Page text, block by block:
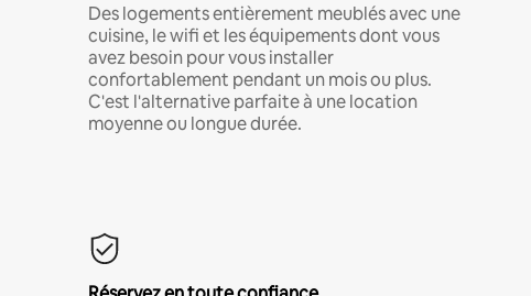
Des logements entièrement meublés avec une
cuisine, le wifi et les équipements dont vous
avez besoin pour vous installer
confortablement pendant un mois ou plus.
C'est l'alternative parfaite à une location
moyenne ou longue durée.